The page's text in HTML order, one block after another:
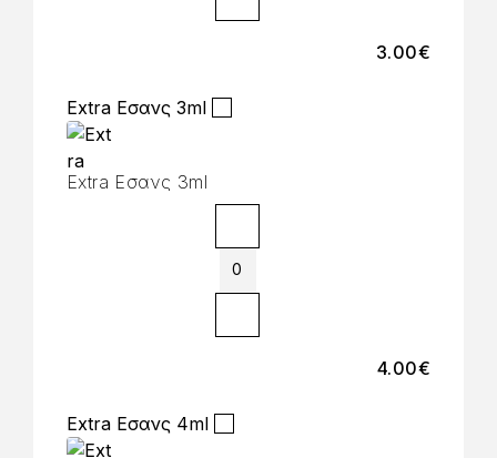
3.00€
Extra Εσανς 3ml
Extra Εσανς 3ml
4.00€
Extra Εσανς 4ml